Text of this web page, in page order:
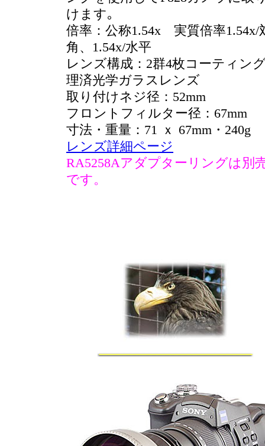
けます｡
倍率：公称1.54x 実質倍率1.54x/
角、1.54x/水平
レンズ構成：2群4枚コーティン
理済光学ガラスレンズ
取り付けネジ径：52mm
フロントフィルター径：67mm
寸法・重量：71 ｘ 67mm・240g
レンズ詳細ページ
RA5258Aアダプターリングは別
です。